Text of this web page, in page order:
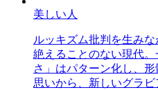
美しい人
ルッキズム批判を生み
絶えることのない現代
さ」はパターン化し、
思いから、新しいグラ